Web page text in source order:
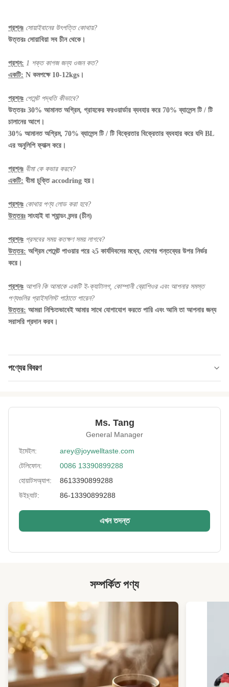
প্রশ্নঃ সোয়াইবানের উৎপত্তি কোথায়?
উত্তরঃ সোয়াবিয়া সব চীন থেকে।
প্রশ্ন: 1 শক্ত কাগজ জন্য ওজন কত?
একটি: N কমপক্ষে 10-12kgs।
প্রশ্নঃ পেমেন্ট পদ্ধতি কীভাবে?
উত্তরঃ 30% আমানত অগ্রিম, গ্রাহকের ফরওয়ার্ডার ব্যবহার করে 70% ব্যালেন্স টি / টি
চালানের আগে।
30% আমানত অগ্রিম, 70% ব্যালেন্স টি / টি বিক্রেতার বিক্রেতার ব্যবহার করে যদি BL
এর অনুলিপি ফ্যাক্স করে।
প্রশ্নঃ বীমা কে কভার করবে?
একটি: বীমা চুক্তি accodring হয়।
প্রশ্নঃ কোথায় পণ্য লোড করা হবে?
উত্তরঃ সাংহাই বা শ্যান্ডং বন্দর (চীন)
প্রশ্নঃ প্রসবের সময় কতক্ষণ সময় লাগবে?
উত্তর: অগ্রিম পেমেন্ট পাওয়ার পরে ২5 কার্যদিবসের মধ্যে, দেশের গন্তব্যের উপর নির্ভর
করে।
প্রশ্নঃ আপনি কি আমাকে একটি ই-ক্যাটালগ, কোম্পানী ব্রোশিওর এবং আপনার সমস্ত
পণ্যগুলির প্রাইসলিস্ট পাঠাতে পারেন?
উত্তর: আমরা নিশ্চিতভাবেই আমার সাথে যোগাযোগ করতে পারি এবং আমি তা আপনার জন্য
সরাসরি প্রদান করব।
পণ্যের বিবরণ
প্রায় 25 কাজের দিন
সমুদ্র বা বায়ু দ্বারা
ওয়াসাবি, সয়াবিন, BBQ, মসলাযুক্ত।
Storage: শীতল এবং শুষ্ক জায়গায়, সূর্যালোক ছাড়া
Key Words: লবণাক্ত সবুজ মটরশুটি
Private Label:
High Light: সয়াবিনে স্যানা শিম,সয়াবিনের খাবারের ভাত
Ms. Tang
General Manager
ইমেইল:
arey@joywelltaste.com
টেলিফোন:
0086 13390899288
হোয়াটসঅ্যাপ:
8613390899288
উইচ্যাট:
86-13390899288
এখন তদন্ত
সম্পর্কিত পণ্য